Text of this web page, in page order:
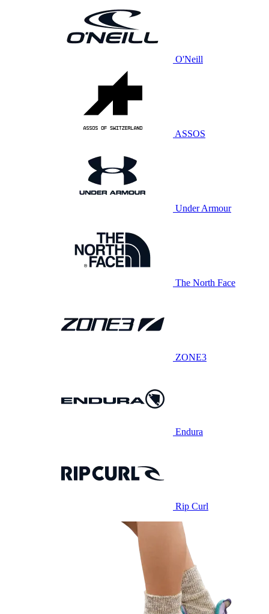
O'Neill
ASSOS
Under Armour
The North Face
ZONE3
Endura
Rip Curl